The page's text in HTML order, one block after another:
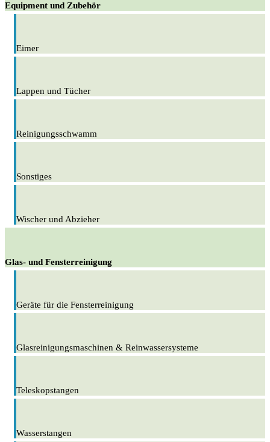
Equipment und Zubehör
Eimer
Lappen und Tücher
Reinigungsschwamm
Sonstiges
Wischer und Abzieher
Glas- und Fensterreinigung
Geräte für die Fensterreinigung
Glasreinigungsmaschinen & Reinwassersysteme
Teleskopstangen
Wasserstangen